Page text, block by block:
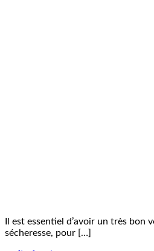
Il est essentiel d’avoir un très bon
sécheresse, pour […]